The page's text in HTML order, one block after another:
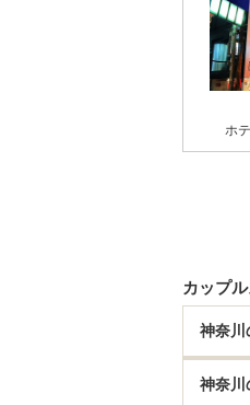
ホ
カップ
神奈川
神奈川